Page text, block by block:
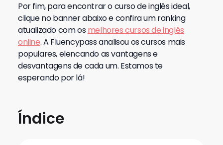
Por fim, para encontrar o curso de inglês ideal,
clique no banner abaixo e confira um ranking
atualizado com osmelhores cursos de inglês
online. A Fluencypass analisou os cursos mais
populares, elencando as vantagens e
desvantagens de cada um. Estamos te
esperando por lá!
Índice